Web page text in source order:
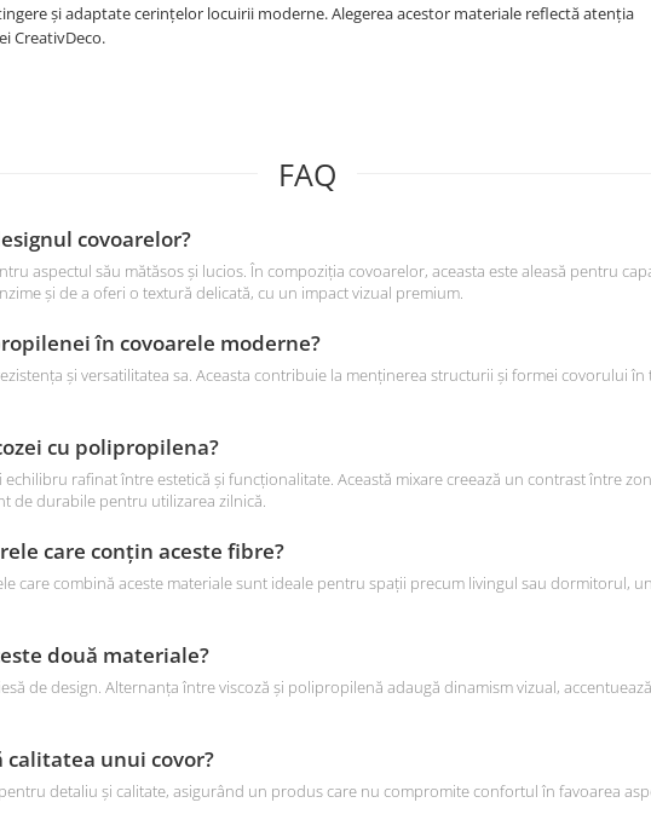
și adaptate cerințelor locuirii moderne. Alegerea acestor materiale reflectă atenția
CreativDeco.
FAQ
covoarelor?
aspectul său mătăsos și lucios. În compoziția covoarelor, aceasta este aleasă pentru
și de a oferi o textură delicată, cu un impact vizual premium.
în covoarele moderne?
și versatilitatea sa. Aceasta contribuie la menținerea structurii și formei covorului
cu polipropilena?
rafinat între estetică și funcționalitate. Această mixare creează un contrast între
de durabile pentru utilizarea zilnică.
care conțin aceste fibre?
care combină aceste materiale sunt ideale pentru spații precum livingul sau dormitorul,
două materiale?
de design. Alternanța între viscoză și polipropilenă adaugă dinamism vizual,
calitatea unui covor?
detaliu și calitate, asigurând un produs care nu compromite confortul în favoarea